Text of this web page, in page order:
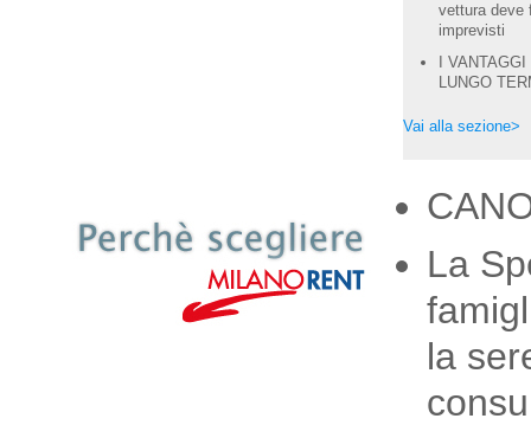
vettura deve
imprevisti
I
LUNGO
Vai alla sezione>
La
la